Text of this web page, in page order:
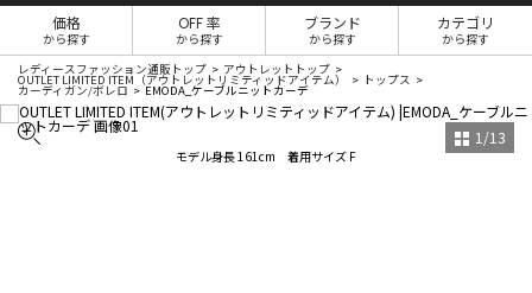
価格
から探す
OFF 率
から探す
ブランド
から探す
カテゴリ
から探す
レディースファッション通販トップ アウトレットトップ
OUTLET LIMITED ITEM（アウトレットリミティッドアイテム） トップス
カーディガン/ボレロ EMODA_ケーブルニットカーデ
モデル身長 161cm 着用サイズ F
1 /13